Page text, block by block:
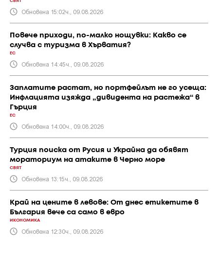
Обновена 15:02ч., 09.08.2026
Повече приходи, по-малко нощувки: Какво се
случва с туризма в Хърватия?
ЕС
Обновена 14:45ч., 09.08.2026
Заплатите растат, но портфейлът не го усеща:
Инфлацията изяжда „дивидента на растежа“ в
Гърция
ЕС
Обновена 14:00ч., 09.08.2026
Турция поиска от Русия и Украйна да обявят
мораториум на атаките в Черно море
СВЯТ
Обновена 13:15ч., 09.08.2026
Край на цените в левове: От днес етикетите в
България вече са само в евро
ИКОНОМИКА
Обновена 12:30ч., 09.08.2026